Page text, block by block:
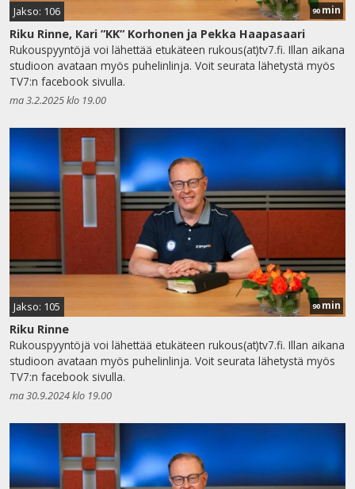
Jakso: 106 90 min
Riku Rinne, Kari ”KK” Korhonen ja Pekka Haapasaari
Rukouspyyntöjä voi lähettää etukäteen rukous(at)tv7.fi. Illan aikana
studioon avataan myös puhelinlinja. Voit seurata lähetystä myös
TV7:n facebook sivulla.
ma 3.2.2025 klo 19.00
Jakso: 105 90 min
Riku Rinne
Rukouspyyntöjä voi lähettää etukäteen rukous(at)tv7.fi. Illan aikana
studioon avataan myös puhelinlinja. Voit seurata lähetystä myös
TV7:n facebook sivulla.
ma 30.9.2024 klo 19.00